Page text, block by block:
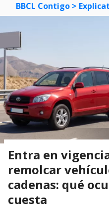
BBCL Contigo >
Entra en
remolcar
cadenas: qué
cuesta